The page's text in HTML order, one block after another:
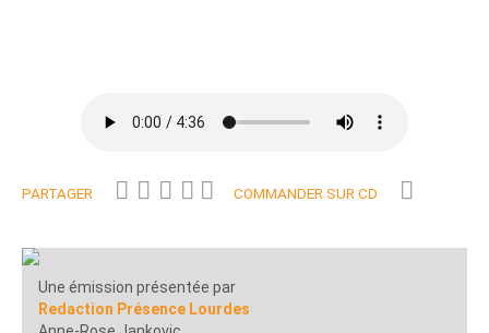
PARTAGER COMMANDER SUR CD
Une émission présentée par
Redaction Présence Lourdes